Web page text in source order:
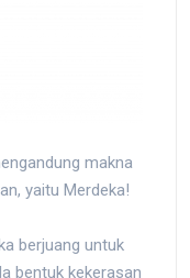
makna
yaitu Merdeka!
berjuang untuk
bentuk kekerasan